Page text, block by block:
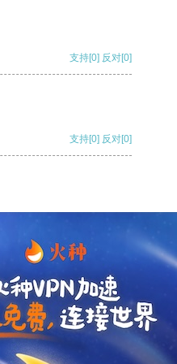
支持[0] 反对[0]
支持[0] 反对[0]
支持 [0] 反对 [0]